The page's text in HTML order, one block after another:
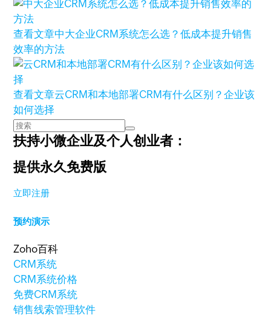
查看文章中大企业CRM系统怎么选？低成本提升销售
效率的方法
查看文章云CRM和本地部署CRM有什么区别？企业该
如何选择
扶持小微企业及个人创业者：
提供永久免费版
立即注册
预约演示
Zoho百科
CRM系统
CRM系统价格
免费CRM系统
销售线索管理软件